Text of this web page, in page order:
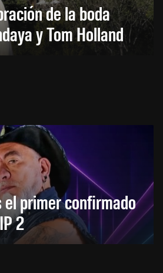
de la boda
y Tom Holland
el primer confirmado
2